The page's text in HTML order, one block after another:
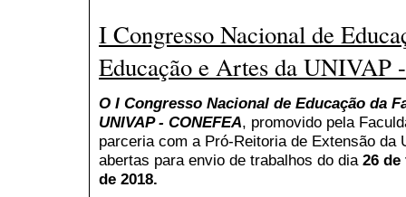
I Congresso Nacional de
Educação e Artes da UNIVAP
O I Congresso Nacional de Educação da
UNIVAP - CONEFEA, promovido pela
parceria com a Pró-Reitoria de Extensão da
abertas para envio de trabalhos do dia 26
de 2018.